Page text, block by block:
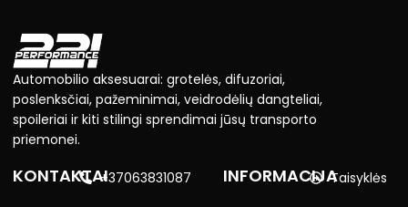
Automobilio aksesuarai: grotelės, difuzoriai,
poslenksčiai, pažeminimai, veidrodėlių dangteliai,
spoileriai ir kiti stilingi sprendimai jūsų transporto
priemonei.
KONTAKTAI+37063831087 INFORMACIJATaisyklės